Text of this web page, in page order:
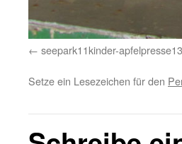
seepark11kinder-
Setze ein Lesezeichen für den